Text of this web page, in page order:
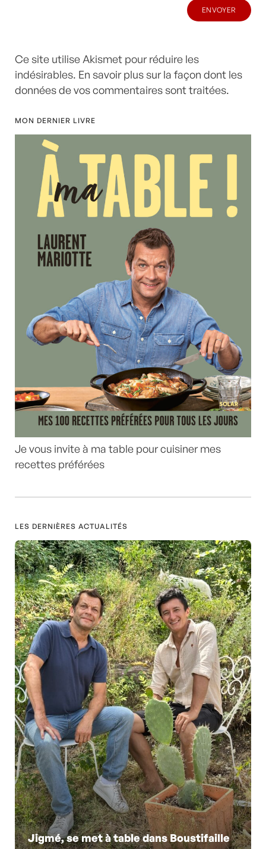
Ce site utilise Akismet pour réduire les
indésirables. En savoir plus sur la façon dont les
données de vos commentaires sont traitées.
MON DERNIER LIVRE
Je vous invite à ma table pour cuisiner mes
recettes préférées
LES DERNIÈRES ACTUALITÉS
Jigmé, se met à table dans Boustifaille